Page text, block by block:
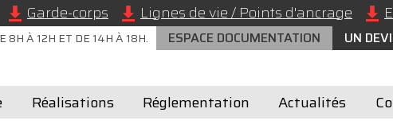
Garde-corps Lignes de vie / Points d'ancrage
8H À 12H ET DE 14H À 18H. ESPACE DOCUMENTATION UN
Réalisations Réglementation Actualités